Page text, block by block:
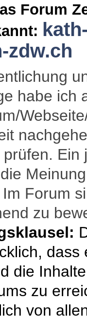
Forum
zdw.ch
habe ich
Forum
zu
die
zu
von